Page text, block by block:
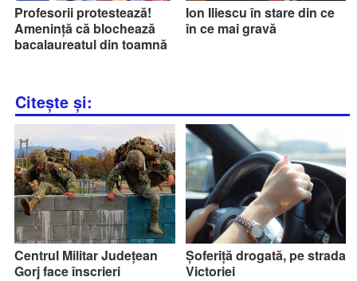
Profesorii protestează!
Amenință că blochează
bacalaureatul din toamnă
Ion Iliescu în stare din ce
în ce mai gravă
Citește și:
Centrul Militar Județean
Gorj face înscrieri
Șoferiță drogată, pe strada
Victoriei